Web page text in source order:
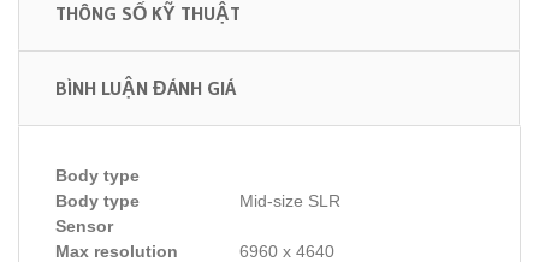
THÔNG SỐ KỸ THUẬT
BÌNH LUẬN ĐÁNH GIÁ
Body type
Body type
Mid-size SLR
Sensor
Max resolution
6960 x 4640